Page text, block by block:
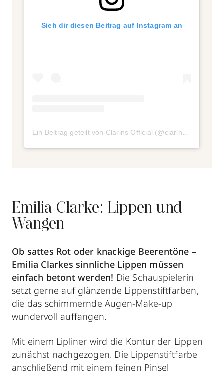
Sieh dir diesen Beitrag auf Instagram an
Emilia Clarke: Lippen und
Wangen
Ob sattes Rot oder knackige Beerentöne –
Emilia Clarkes sinnliche Lippen müssen
einfach betont werden! Die Schauspielerin
setzt gerne auf glänzende Lippenstiftfarben,
die das schimmernde Augen-Make-up
wundervoll auffangen.
Mit einem Lipliner wird die Kontur der Lippen
zunächst nachgezogen. Die Lippenstiftfarbe
anschließend mit einem feinen Pinsel